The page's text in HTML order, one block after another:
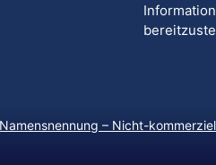
Namensnennung – Nicht-